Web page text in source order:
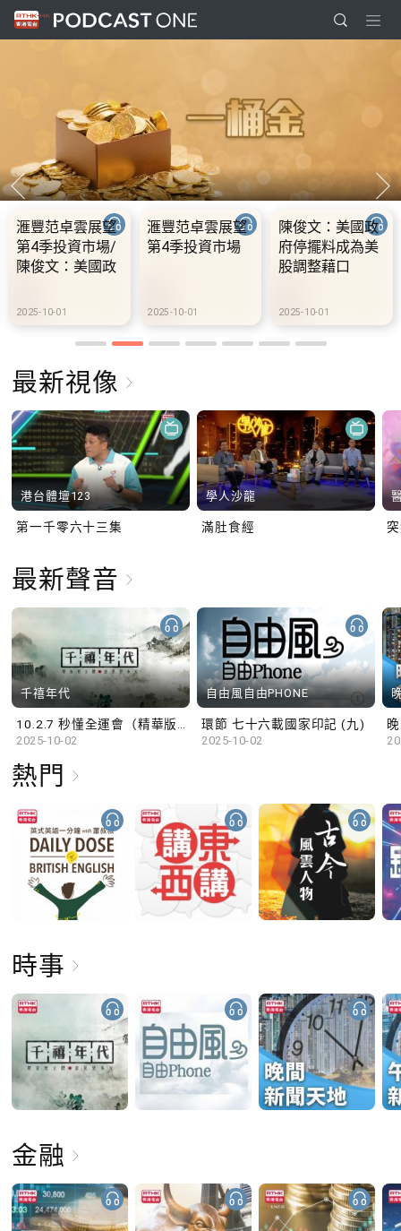
滙豐范卓雲展望
第4季投資市場/
陳俊文：美國政
股調整藉口
2025-10-01
滙豐范卓雲展望
第4季投資市場
2025-10-01
陳俊文：美國政
府停擺料成為美
股調整藉口
2025-10-01
最新視像
港台體壇123
第一千零六十三集
學人沙龍
滿肚食經
最新聲音
千禧年代
2025-10-02
自由風自由PHONE
環節 七十六載國家印記 (九)
2025-10-02
熱門
時事
金融